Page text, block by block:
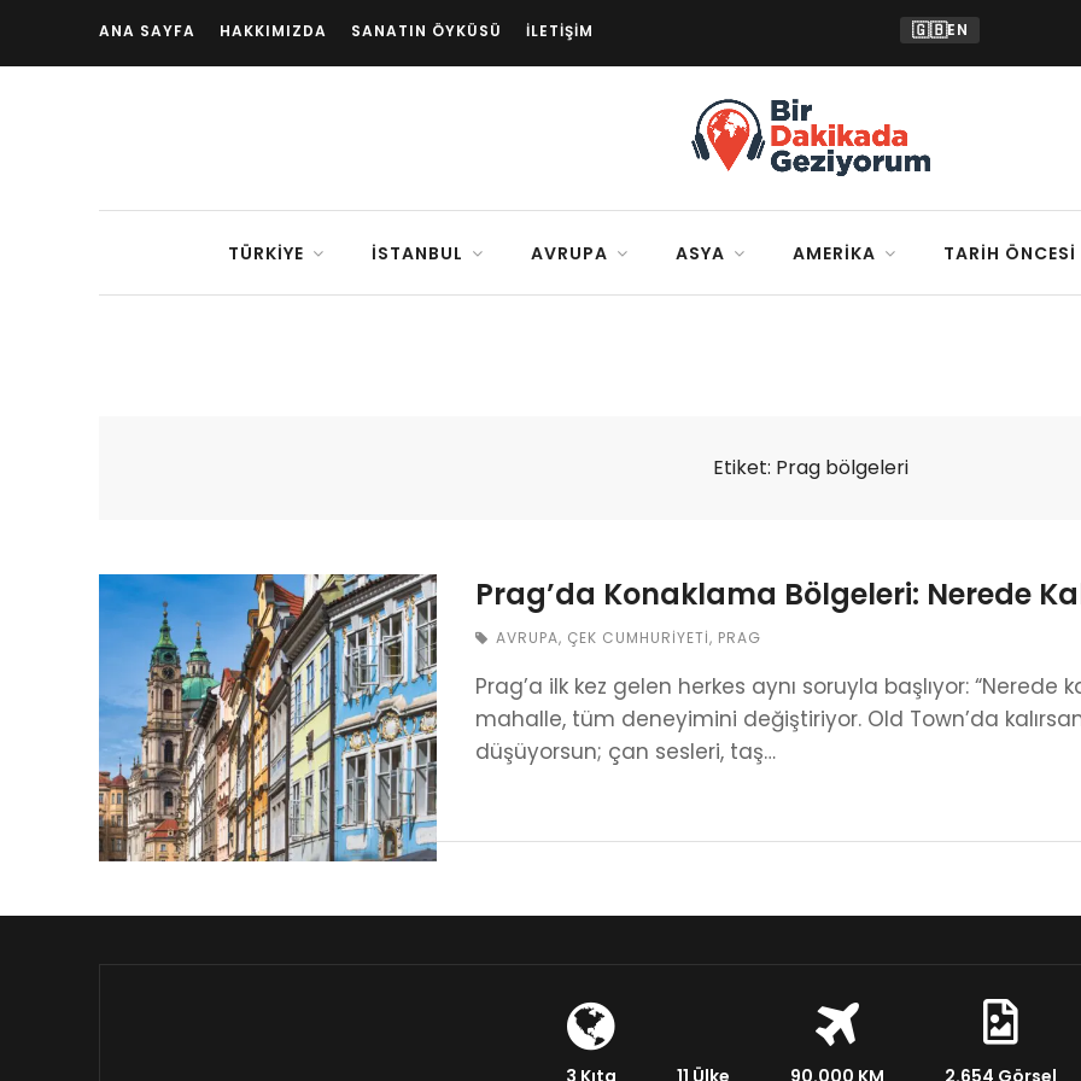
ANA SAYFA HAKKIMIZDA SANATIN ÖYKÜSÜ İLETIŞIM 🇬🇧EN
TÜRKIYE İSTANBUL AVRUPA ASYA AMERIKA TARIH ÖNCESI
Etiket: Prag bölgeleri
Prag’da Konaklama Bölgeleri: Nerede
AVRUPA, ÇEK CUMHURIYETI, PRAG
Prag’a ilk kez gelen herkes aynı soruyla başlıyor: “Nerede
mahalle, tüm deneyimini değiştiriyor. Old Town’da
düşüyorsun; çan sesleri, taş…